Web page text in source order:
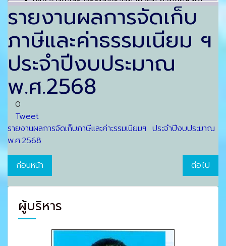
รายงานผลการจัดเก็บ
ภาษีและค่าธรรมเนียม ฯ
ประจำปีงบประมาณ
พ.ศ.2568
0
Tweet
รายงานผลการจัดเก็บภาษีและค่าะรรมเนียมฯ ประจำปีงบประมาณ
พ.ศ.2568
ก่อนหน้า ต่อไป
ผู้บริหาร